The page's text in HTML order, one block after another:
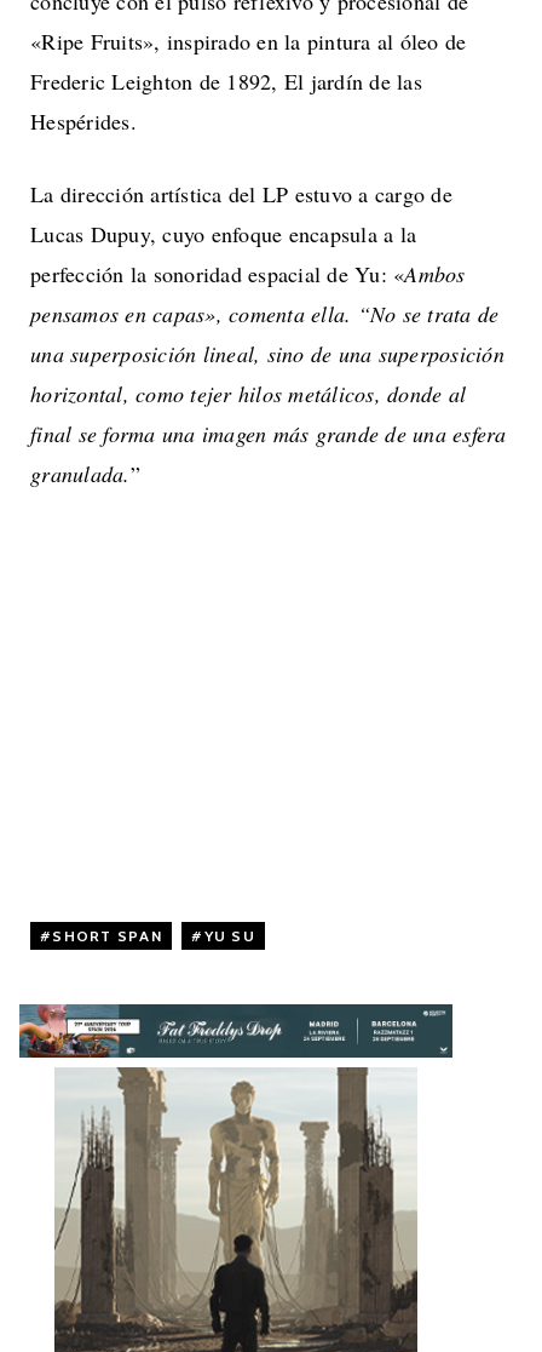
«Ripe Fruits», inspirado en la pintura al óleo de
Frederic Leighton de 1892, El jardín de las
Hespérides.
La dirección artística del LP estuvo a cargo de
Lucas Dupuy, cuyo enfoque encapsula a la
perfección la sonoridad espacial de Yu: «Ambos
pensamos en capas», comenta ella. “No se trata de
una superposición lineal, sino de una superposición
horizontal, como tejer hilos metálicos, donde al
final se forma una imagen más grande de una esfera
granulada.”
SHORT SPAN YU SU